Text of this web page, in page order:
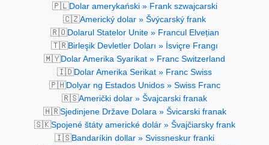
🇵🇱Dolar amerykański » Frank szwajcarski
🇨🇿Americký dolar » Švýcarský frank
🇷🇴Dolarul Statelor Unite » Francul Elvețian
🇹🇷Birleşik Devletler Doları » İsviçre Frangı
🇲🇾Dolar Amerika Syarikat » Franc Switzerland
🇮🇩Dolar Amerika Serikat » Franc Swiss
🇵🇭Dolyar ng Estados Unidos » Swiss Franc
🇷🇸Američki dolar » Švajcarski franak
🇭🇷Sjedinjene Države Dolara » Švicarski franak
🇸🇰Spojené štáty americké dolár » Švajčiarsky frank
🇮🇸Bandaríkin dollar » Svissneskur franki